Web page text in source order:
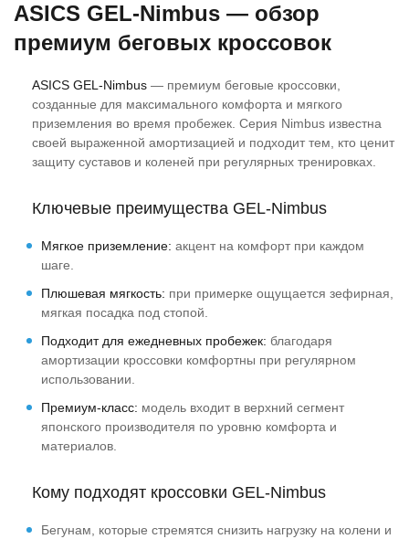
К качеству никаких
полёт нормальный.
четвёртую пару.
отримав всім
рекомендую.
ASICS GEL-Nimbus — обзор
премиум беговых кроссовок
ASICS GEL-Nimbus — премиум беговые кроссовки,
созданные для максимального комфорта и мягкого
приземления во время пробежек. Серия Nimbus известна
своей выраженной амортизацией и подходит тем, кто ценит
защиту суставов и коленей при регулярных тренировках.
Ключевые преимущества GEL-Nimbus
Мягкое приземление: акцент на комфорт при каждом
шаге.
Плюшевая мягкость: при примерке ощущается зефирная,
мягкая посадка под стопой.
Подходит для ежедневных пробежек: благодаря
амортизации кроссовки комфортны при регулярном
использовании.
Премиум-класс: модель входит в верхний сегмент
японского производителя по уровню комфорта и
материалов.
Кому подходят кроссовки GEL-Nimbus
Бегунам, которые стремятся снизить нагрузку на колени и